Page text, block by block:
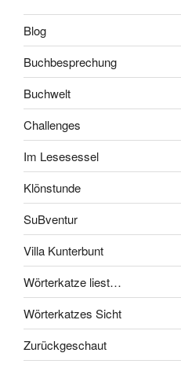
Blog
Buchbesprechung
Buchwelt
Challenges
Im Lesesessel
Klönstunde
SuBventur
Villa Kunterbunt
Wörterkatze liest…
Wörterkatzes Sicht
Zurückgeschaut